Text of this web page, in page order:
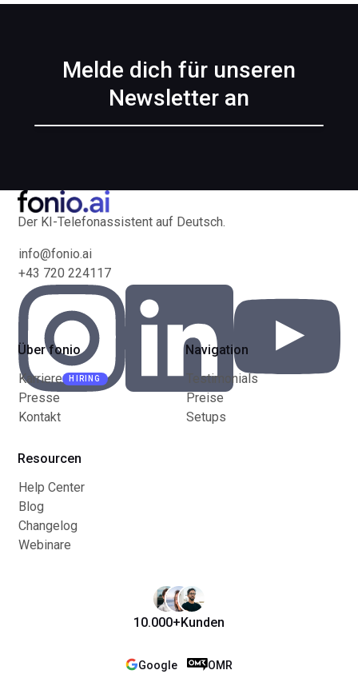
Melde dich für unseren
Newsletter an
Der KI-Telefonassistent auf Deutsch.
info@fonio.ai
+43 720 224117
Navigation
Testimonials
Preise
Setups
Über fonio
Karriere
HIRING
Presse
Kontakt
Resourcen
Help Center
Blog
Changelog
Webinare
10.000+Kunden
Google OMR